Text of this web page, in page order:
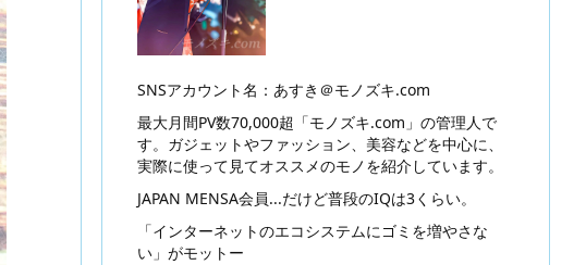
SNSアカウント名：あすき＠モノズキ.com
最大月間PV数70,000超「モノズキ.com」の管理人で
す。ガジェットやファッション、美容などを中心に、
実際に使って見てオススメのモノを紹介しています。
JAPAN MENSA会員...だけど普段のIQは3くらい。
「インターネットのエコシステムにゴミを増やさな
い」がモットー